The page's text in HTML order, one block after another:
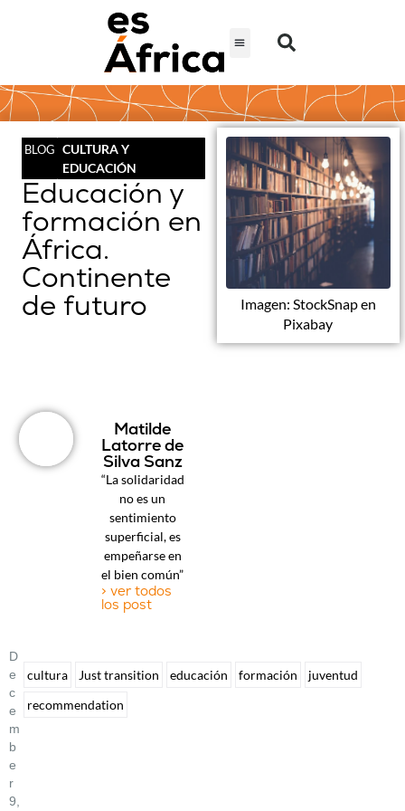
BLOG CULTURA Y
EDUCACIÓN
Educación y
formación en
África.
Continente
de futuro
Imagen: StockSnap en
Pixabay
Matilde
Latorre de
Silva Sanz
“La solidaridad
no es un
sentimiento
superficial, es
empeñarse en
el bien común”
> ver todos
los post
D
E
C
E
M
B
E
R
9,
cultura Just transition educación formación
juventud
recommendation